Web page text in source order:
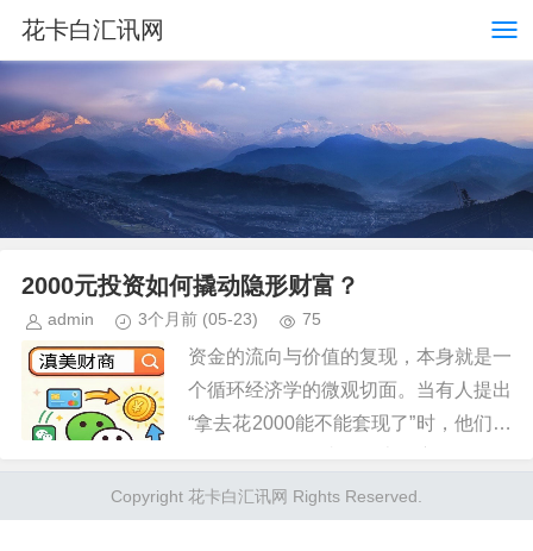
花卡白汇讯网
2000元投资如何撬动隐形财富？
admin 3个月前 (05-23) 75
资金的流向与价值的复现，本身就是一
个循环经济学的微观切面。当有人提出
“拿去花2000能不能套现了”时，他们实
而是思考每一笔开支背后的内在价值锚
点。从单纯的消费行为角度...
Copyright 花卡白汇讯网 Rights Reserved.